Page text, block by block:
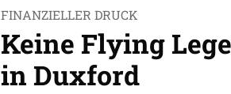
FINANZIELLER DRUCK
Keine Flying
in Duxford